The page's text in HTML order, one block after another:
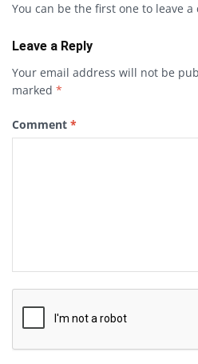
You can be the first one to leave a
Leave a Reply
Your email address will not be
marked *
Comment *